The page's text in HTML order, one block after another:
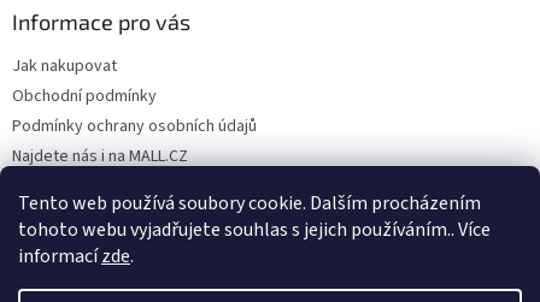
Tento web používá soubory cookie. Dalším procházením
tohoto webu vyjadřujete souhlas s jejich používáním.. Více
informacízde.
Informace pro vás
Jak nakupovat
Obchodní podmínky
Podmínky ochrany osobních údajů
Najdete nás i na MALL.CZ
Formulář pro uplatnění reklamace